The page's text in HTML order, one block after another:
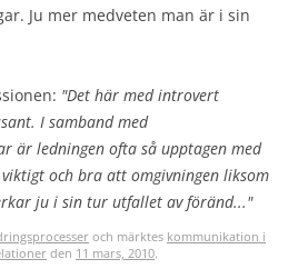
Ju mer medveten man är i sin
"Det här med introvert
I samband med
är ledningen ofta så upptagen med
och bra att omgivningen liksom
ju i sin tur utfallet av föränd..."
och märktes kommunikation i
den 11 mars, 2010.